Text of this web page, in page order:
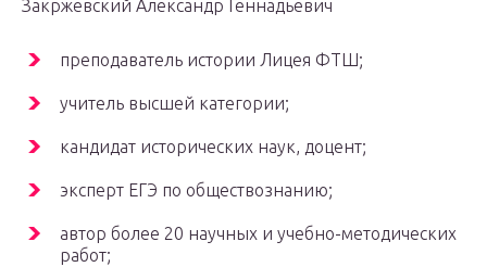
Закржевский Александр Геннадьевич
преподаватель истории Лицея ФТШ;
учитель высшей категории;
кандидат исторических наук, доцент;
эксперт ЕГЭ по обществознанию;
автор более 20 научных и учебно-методических
работ;